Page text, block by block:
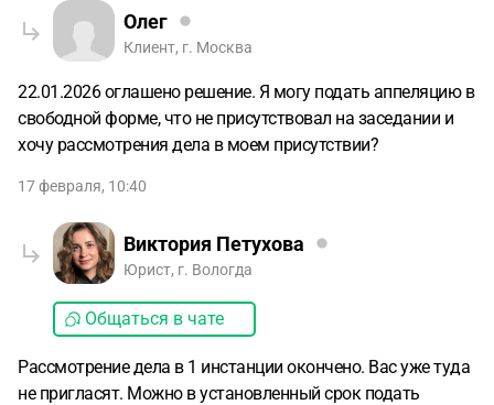
Олег
Клиент, г. Москва
22.01.2026 оглашено решение. Я могу подать аппеляцию в
свободной форме, что не присутствовал на заседании и
хочу рассмотрения дела в моем присутствии?
17 февраля, 10:40
Виктория Петухова
Юрист, г. Вологда
Общаться в чате
Рассмотрение дела в 1 инстанции окончено. Вас уже туда
не пригласят. Можно в установленный срок подать